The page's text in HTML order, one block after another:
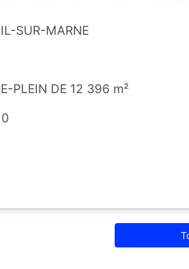
SUR-MARNE
PLEIN DE 12 396 m²